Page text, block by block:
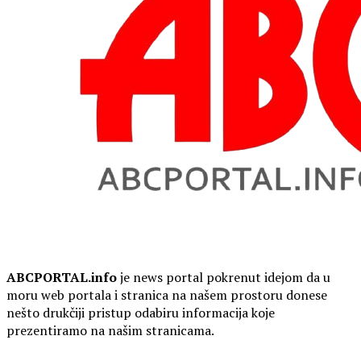
ABCPORTAL.infoje news portal pokrenut idejom da u
moru web portala i stranica na našem prostoru donese
nešto drukčiji pristup odabiru informacija koje
prezentiramo na našim stranicama.